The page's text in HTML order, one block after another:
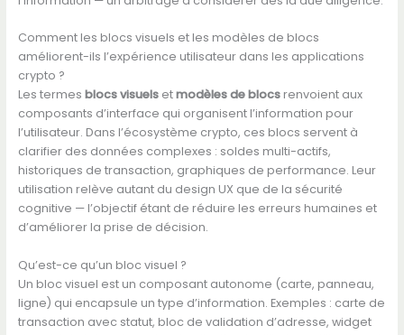
Comment les blocs visuels et les modèles de blocs
améliorent-ils l’expérience utilisateur dans les applications
crypto ?
Les termes blocs visuelsetmodèles de blocsrenvoient aux
composants d’interface qui organisent l’information pour
l’utilisateur. Dans l’écosystème crypto, ces blocs servent à
clarifier des données complexes : soldes multi-actifs,
historiques de transaction, graphiques de performance. Leur
utilisation relève autant du design UX que de la sécurité
cognitive — l’objectif étant de réduire les erreurs humaines et
d’améliorer la prise de décision.
Qu’est-ce qu’un bloc visuel ?
Un bloc visuel est un composant autonome (carte, panneau,
ligne) qui encapsule un type d’information. Exemples : carte de
transaction avec statut, bloc de validation d’adresse, widget